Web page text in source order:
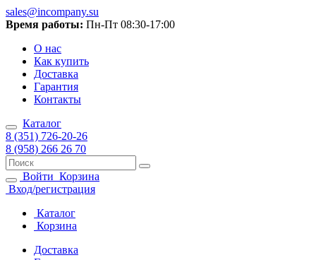
sales@incompany.su
Время работы: Пн-Пт 08:30-17:00
О нас
Как купить
Доставка
Гарантия
Контакты
Каталог
8 (351) 726-20-26
8 (958) 266 26 70
Войти Корзина
Вход/регистрация
Каталог
Корзина
Доставка